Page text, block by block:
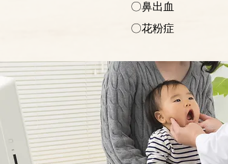
〇鼻出血
〇花粉症